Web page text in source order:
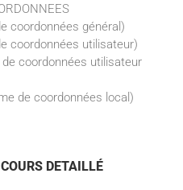
coordonnées général)
coordonnées utilisateur)
coordonnées utilisateur
de coordonnées local)
DETAILLÉ